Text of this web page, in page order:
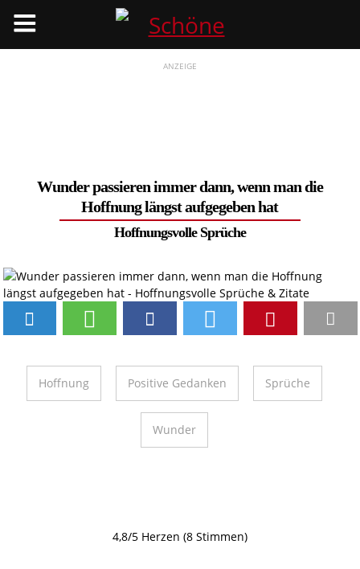
ANZEIGE
Wunder passieren immer dann, wenn man die
Hoffnung längst aufgegeben hat
Hoffnungsvolle Sprüche
Hoffnung Positive Gedanken Sprüche
Wunder
4,8/5 Herzen (8 Stimmen)